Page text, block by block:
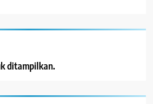
ditampilkan.